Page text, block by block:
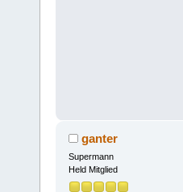
ganter
Supermann
Held Mitglied